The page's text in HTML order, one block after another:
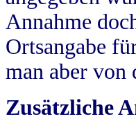
Annahme
Ortsangabe
man aber von
Zusätzliche